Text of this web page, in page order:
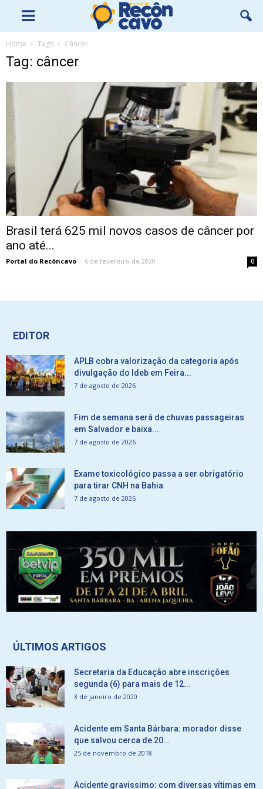
Home Tags Câncer
Tag: câncer
Brasil terá 625 mil novos casos de câncer por
ano até...
Portal do Recôncavo - 6 de fevereiro de 2020 0
EDITOR
APLB cobra valorização da categoria após
divulgação do Ideb em Feira...
7 de agosto de 2026
Fim de semana será de chuvas passageiras
em Salvador e baixa...
7 de agosto de 2026
Exame toxicológico passa a ser obrigatório
para tirar CNH na Bahia
7 de agosto de 2026
ÚLTIMOS ARTIGOS
Secretaria da Educação abre inscrições
segunda (6) para mais de 12...
3 de janeiro de 2020
Acidente em Santa Bárbara: morador disse
que salvou cerca de 20...
25 de novembro de 2018
Acidente gravissimo: com diversas vítimas em